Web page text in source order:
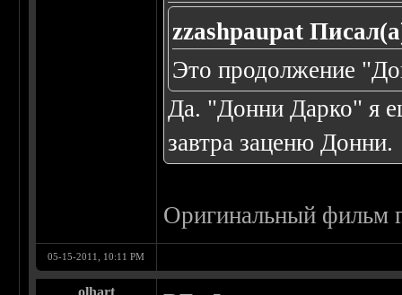
zzashpaupat
Это продолжение
Да. "Донни Дарко" я
завтра заценю Донни.
Оригинальный фильм
05-15-2011, 10:11 PM
olhart